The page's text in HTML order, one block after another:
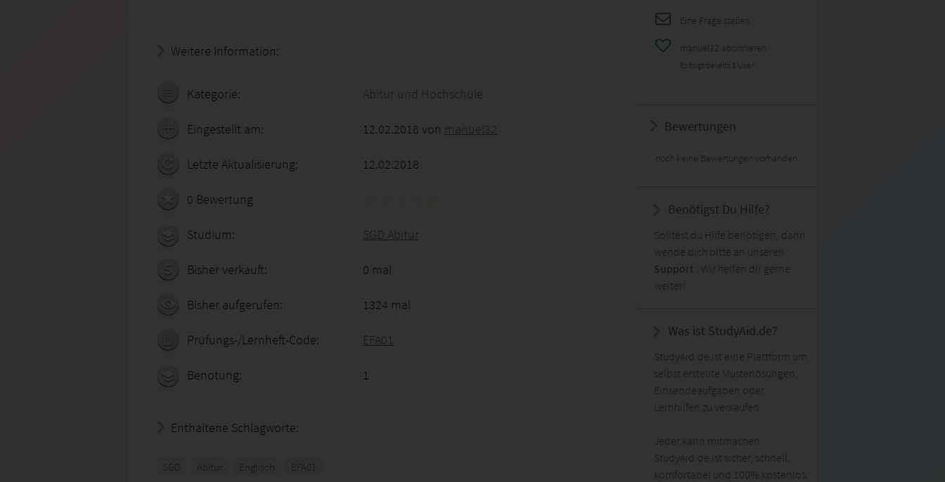
Weitere Information:
Kategorie: Abitur und Hochschule
Eingestellt am: 12.02.2018 von manuel32
Letzte Aktualisierung: 12.02.2018
0 Bewertung
Studium: SGD Abitur
Bisher verkauft: 0 mal
Bisher aufgerufen: 1324 mal
Prüfungs-/Lernheft-Code: EFA01
Benotung: 1
Enthaltene Schlagworte:
SGD Abitur Englisch EFA01
Eine Frage stellen
manuel32 abonnieren
Es folgt bereits 1 User!
Bewertungen
noch keine Bewertungen vorhanden
Benötigst Du Hilfe?
Solltest du Hilfe benötigen, dann
wende dich bitte an unseren
Support . Wir helfen dir gerne
weiter!
Was ist StudyAid.de?
StudyAid.de ist eine Plattform um
selbst erstellte Musterlösungen,
Einsendeaufgaben oder
Lernhilfen zu verkaufen.
Jeder kann mitmachen.
StudyAid.de ist sicher, schnell,
komfortabel und 100% kostenlos.